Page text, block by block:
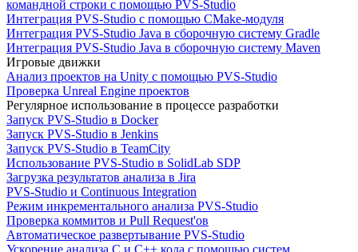
командной строки с помощью PVS-Studio
Интеграция PVS-Studio с помощью CMake-модуля
Интеграция PVS-Studio Java в сборочную систему Gradle
Интеграция PVS-Studio Java в сборочную систему Maven
Игровые движки
Анализ проектов на Unity с помощью PVS-Studio
Проверка Unreal Engine проектов
Регулярное использование в процессе разработки
Запуск PVS-Studio в Docker
Запуск PVS-Studio в Jenkins
Запуск PVS-Studio в TeamCity
Использование PVS-Studio в SolidLab SDP
Загрузка результатов анализа в Jira
PVS-Studio и Continuous Integration
Режим инкрементального анализа PVS-Studio
Проверка коммитов и Pull Request'ов
Автоматическое развертывание PVS-Studio
Ускорение анализа C и C++ кода с помощью систем